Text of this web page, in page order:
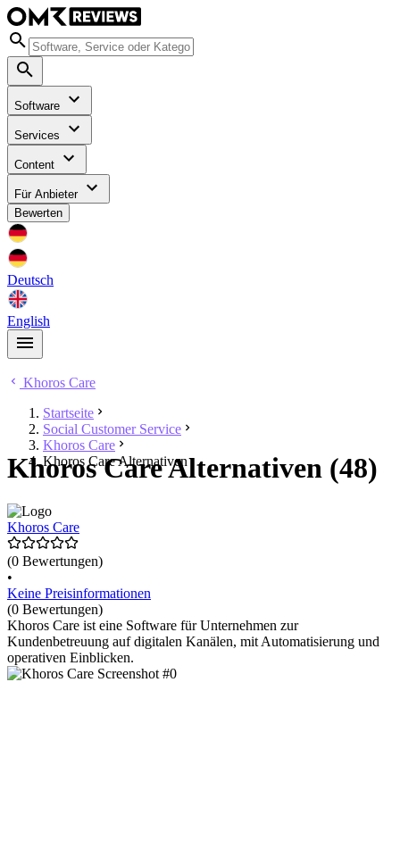
Software
Services
Content
Für Anbieter
Bewerten
Deutsch
English
Khoros Care
Startseite
Social Customer Service
Khoros Care
Khoros Care Alternativen
Khoros Care Alternativen (48)
Khoros Care
(0 Bewertungen)
•
Keine Preisinformationen
(0 Bewertungen)
Khoros Care ist eine Software für Unternehmen zur
Kundenbetreuung auf digitalen Kanälen, mit Automatisierung und
operativen Einblicken.